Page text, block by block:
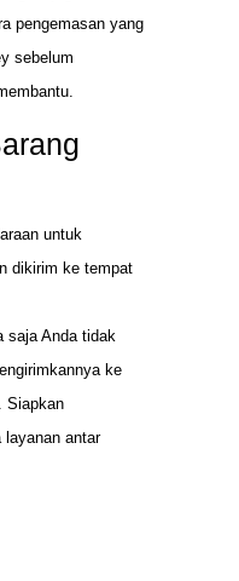
pengemasan yang
sebelum
untuk
dikirim ke tempat
saja Anda tidak
ke
Siapkan
layanan antar